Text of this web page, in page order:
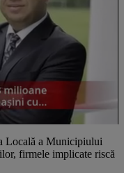
Locală a Municipiului
firmele implicate riscă